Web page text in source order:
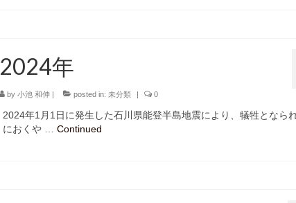
2024年
by 小池 和伸| posted in: 未分類 | 0
2024年1月1日に発生した石川県能登半島地震により、犠牲となら
におくや … Continued